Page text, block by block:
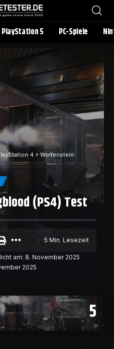
PlayStation 5 PC-Spiele
4 > Wolfenstein:
(PS4) Test
am: 8. November 2025
2025
5 Min. Lesezeit
5